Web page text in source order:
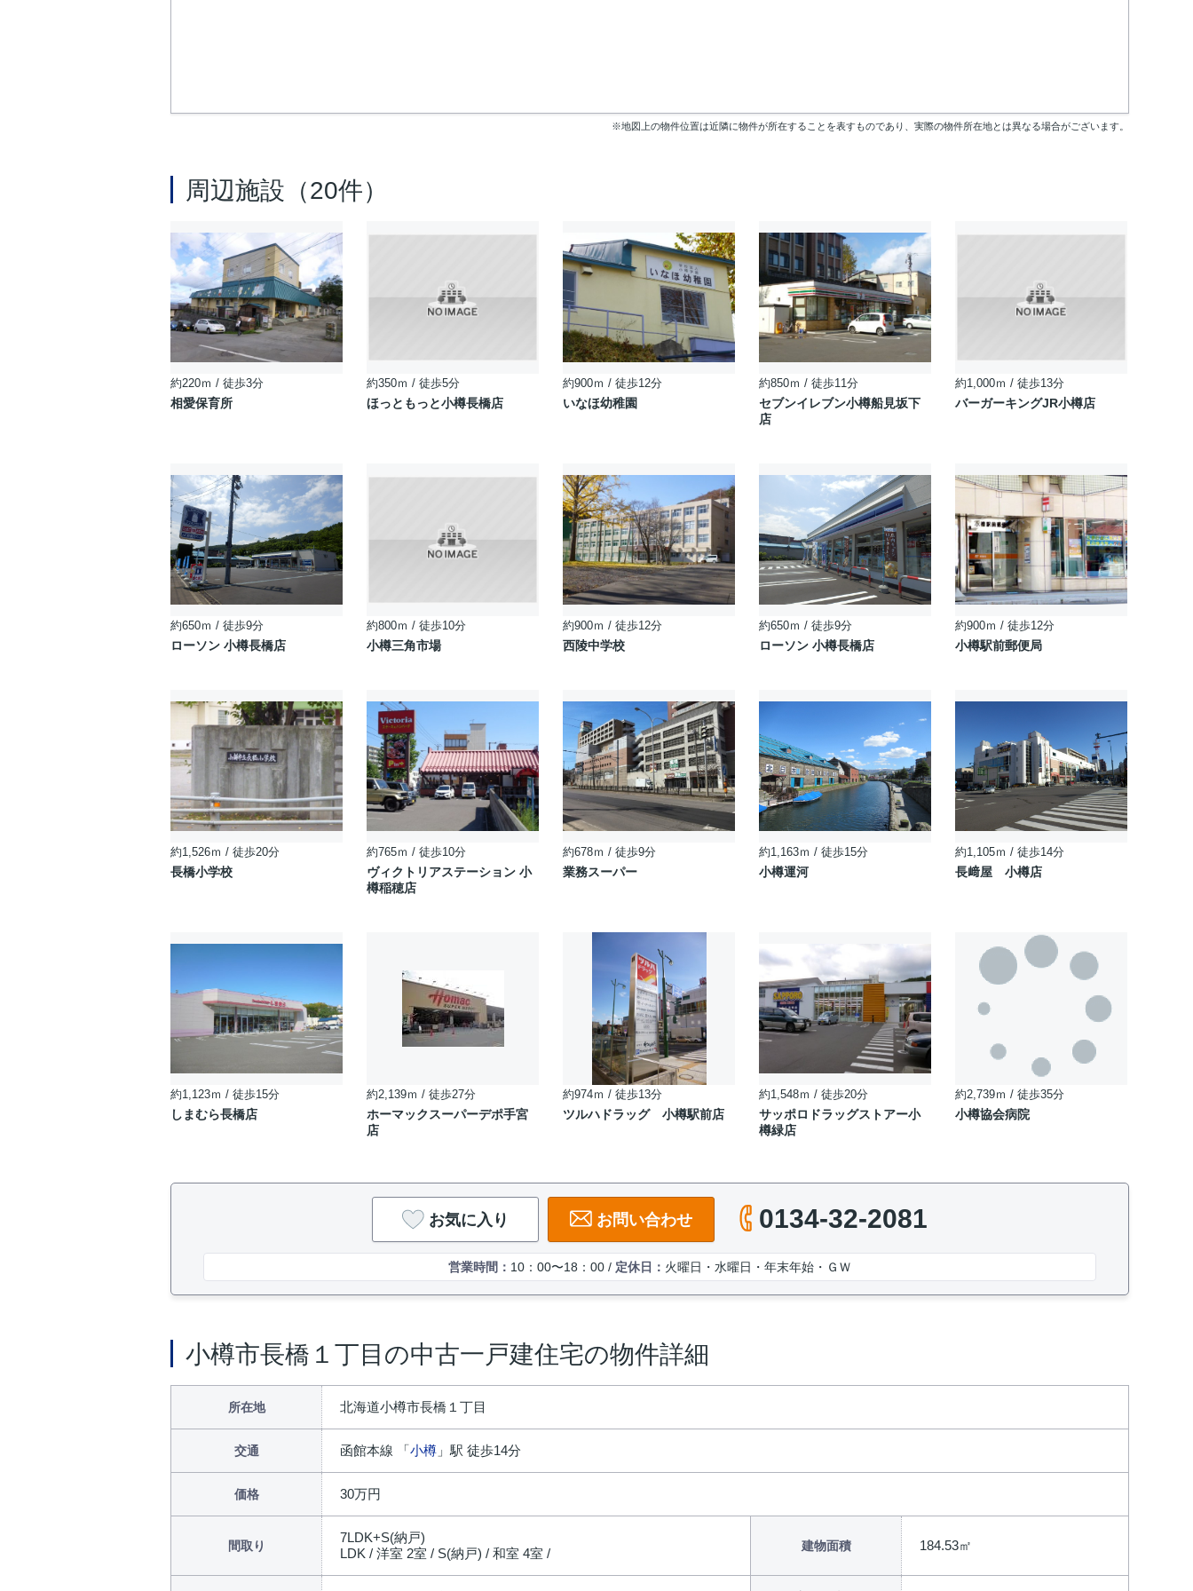
※地図上の物件位置は近隣に物件が所在することを表すものであり、実際の物件所在地とは異なる場合がございます。
周辺施設（20件）
約220ｍ / 徒歩3分
相愛保育所
約350ｍ / 徒歩5分
ほっともっと小樽長橋店
約900ｍ / 徒歩12分
いなほ幼稚園
約850ｍ / 徒歩11分
セブンイレブン小樽船見坂下
店
約1,000ｍ / 徒歩13分
バーガーキングJR小樽店
約650ｍ / 徒歩9分
ローソン 小樽長橋店
約800ｍ / 徒歩10分
小樽三角市場
約900ｍ / 徒歩12分
西陵中学校
約650ｍ / 徒歩9分
ローソン 小樽長橋店
約900ｍ / 徒歩12分
小樽駅前郵便局
約1,526ｍ / 徒歩20分
長橋小学校
約765ｍ / 徒歩10分
ヴィクトリアステーション 小
樽稲穂店
約678ｍ / 徒歩9分
業務スーパー
約1,163ｍ / 徒歩15分
小樽運河
約1,105ｍ / 徒歩14分
長﨑屋 小樽店
約1,123ｍ / 徒歩15分
しまむら長橋店
約2,139ｍ / 徒歩27分
ホーマックスーパーデポ手宮
店
約974ｍ / 徒歩13分
ツルハドラッグ 小樽駅前店
約1,548ｍ / 徒歩20分
サッポロドラッグストアー小
樽緑店
約2,739ｍ / 徒歩35分
小樽協会病院
お気に入り お問い合わせ 0134-32-2081
営業時間： 10：00〜18：00 / 定休日： 火曜日・水曜日・年末年始・ＧＷ
小樽市長橋１丁目の中古一戸建住宅の物件詳細
所在地 北海道小樽市長橋１丁目
交通 函館本線 「小樽 」駅 徒歩14分
価格 30万円
間取り
7LDK+S(納戸)
LDK / 洋室 2室 / S(納戸) / 和室 4室 /
建物面積 184.53㎡